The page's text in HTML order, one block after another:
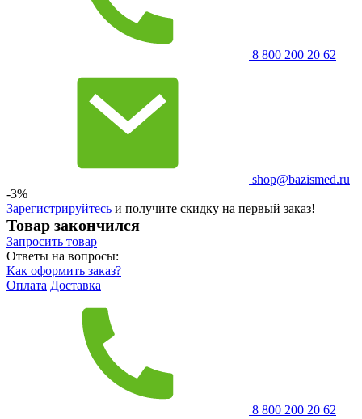
8 800 200 20 62
shop@bazismed.ru
-3%
Зарегистрируйтесь и получите скидку на первый заказ!
Товар закончился
Запросить товар
Ответы на вопросы:
Как оформить заказ?
Оплата Доставка
8 800 200 20 62